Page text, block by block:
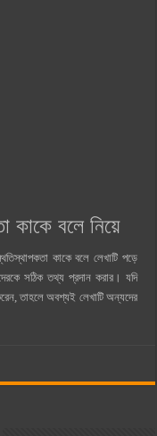
কাকে বলে নিয়ে
কাকে বলে লেখাটি পড়ে
সঠিক তথ্য প্রদান করার। যদি
তাহলে অবশ্যই লেখাটি অন্যদের